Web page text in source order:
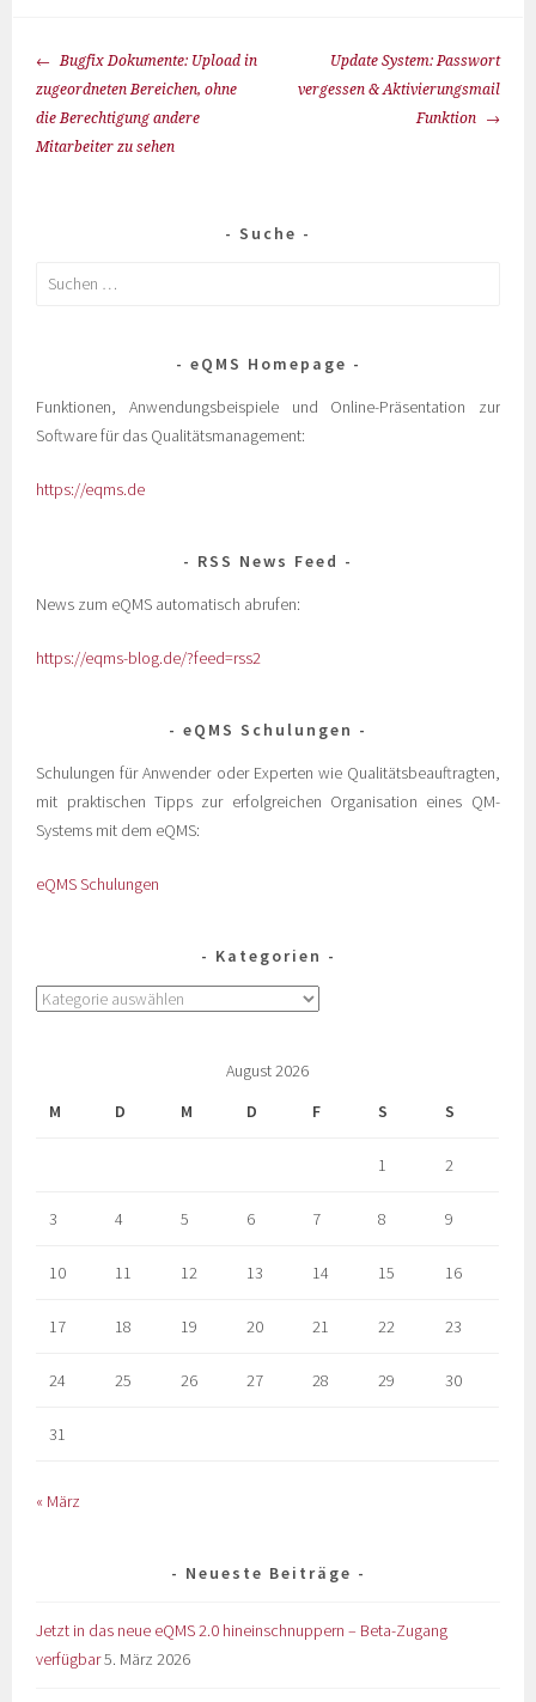
Bugfix Dokumente: Upload in
zugeordneten Bereichen, ohne
die Berechtigung andere
Mitarbeiter zu sehen
Update System: Passwort
vergessen & Aktivierungsmail
Funktion
Suche
eQMS Homepage
Funktionen, Anwendungsbeispiele und Online-Präsentation zur
Software für das Qualitätsmanagement:
https://eqms.de
RSS News Feed
News zum eQMS automatisch abrufen:
https://eqms-blog.de/?feed=rss2
eQMS Schulungen
Schulungen für Anwender oder Experten wie Qualitätsbeauftragten,
mit praktischen Tipps zur erfolgreichen Organisation eines QM-
Systems mit dem eQMS:
eQMS Schulungen
Kategorien
August 2026
M
D M D F S S
1 2
3 4 5 6 7 8 9
10 11 12 13 14 15 16
17 18 19 20 21 22 23
24 25 26 27 28 29 30
31
« März
Neueste Beiträge
Jetzt in das neue eQMS 2.0 hineinschnuppern – Beta-Zugang
verfügbar5. März 2026